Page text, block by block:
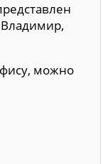
можно